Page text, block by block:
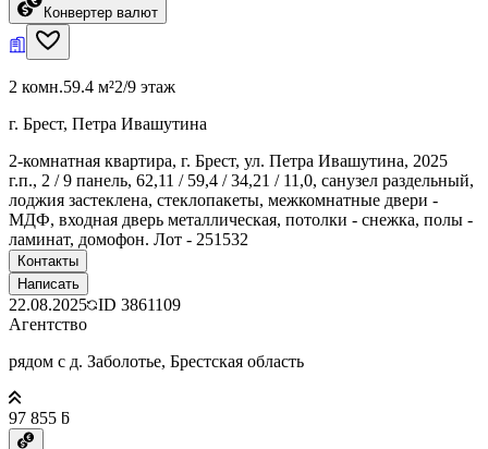
Конвертер валют
2 комн.59.4 м²2/9 этаж
г. Брест, Петра Ивашутина
2-комнатная квартира, г. Брест, ул. Петра Ивашутина, 2025
г.п., 2 / 9 панель, 62,11 / 59,4 / 34,21 / 11,0, санузел раздельный,
лоджия застеклена, стеклопакеты, межкомнатные двери -
МДФ, входная дверь металлическая, потолки - снежка, полы -
ламинат, домофон. Лот - 251532
Контакты
Написать
22.08.2025 ID 3861109
Агентство
рядом с д. Заболотье, Брестская область
97 855 ƃ